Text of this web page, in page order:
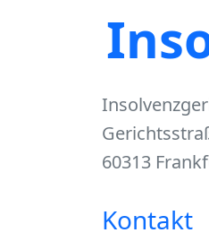
60313
Kontakt